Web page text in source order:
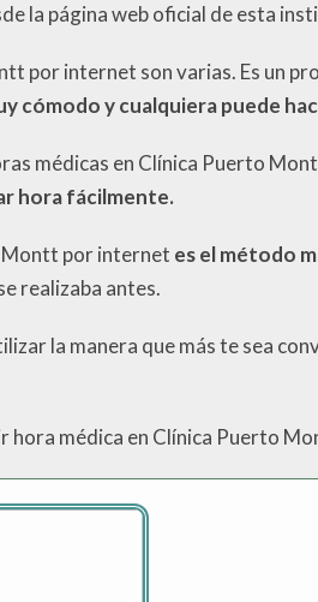
la página web oficial de esta
por internet son varias. Es un
cómodo y cualquiera puede
médicas en Clínica Puerto
hora fácilmente.
Montt por internet es el método
realizaba antes.
la manera que más te sea
hora médica en Clínica Puerto